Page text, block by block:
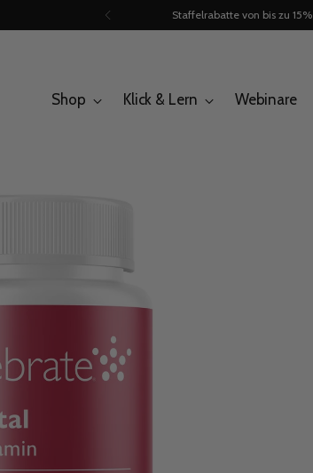
Staffelrabatte von bis zu 15%
Shop Klick & Lern Webinare